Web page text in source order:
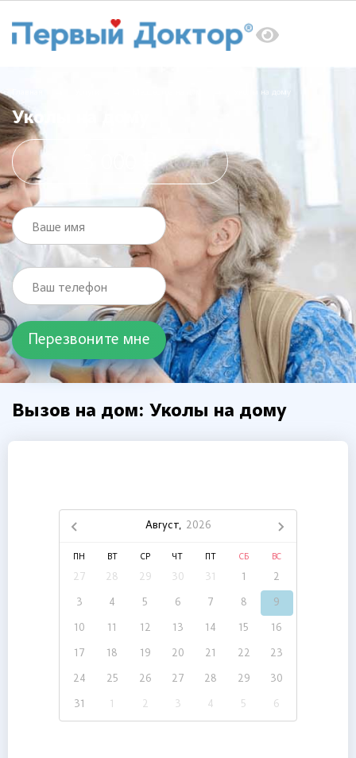
Уколы на дому
Уколы на дому
3 000 ₽
Ваше имя
Ваш телефон
Вызов на дом: Уколы на дому
Август, 2026
ПН ВТ СР ЧТ СБ ВС
27 28 29 30 31 1 2
3 4 5 6 7 8 9
10 11 12 13 14 15 16
17 18 19 20 21 22 23
24 25 26 27 28 29 30
31 1 2 3 4 5 6